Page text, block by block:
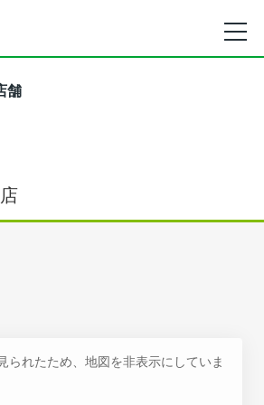
舗
られたため、地図を非表示にしていま